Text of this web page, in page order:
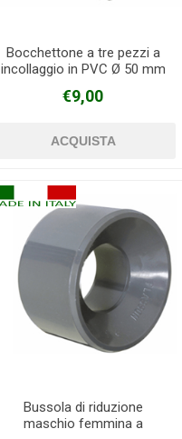
Bocchettone a tre pezzi a
incollaggio in PVC Ø 50 mm
€9,00
Bussola di riduzione
maschio femmina a